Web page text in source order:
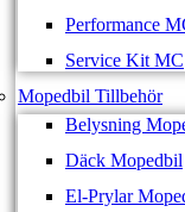
Performance
Service Kit MC
Mopedbil Tillbehör
Belysning
Däck Mopedbil
El-Prylar